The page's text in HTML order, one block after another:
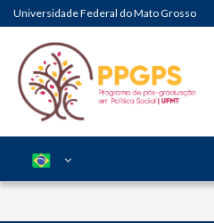
Universidade Federal do Mato Grosso